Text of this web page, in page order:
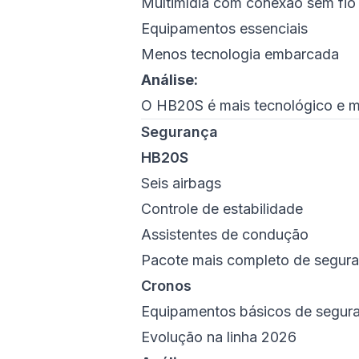
Equipamentos essenciais
Menos tecnologia embarcada
Análise:
O HB20S é mais tecnológico e
Segurança
HB20S
Seis airbags
Controle de estabilidade
Assistentes de condução
Pacote mais completo de
Cronos
Equipamentos básicos de
Evolução na linha 2026